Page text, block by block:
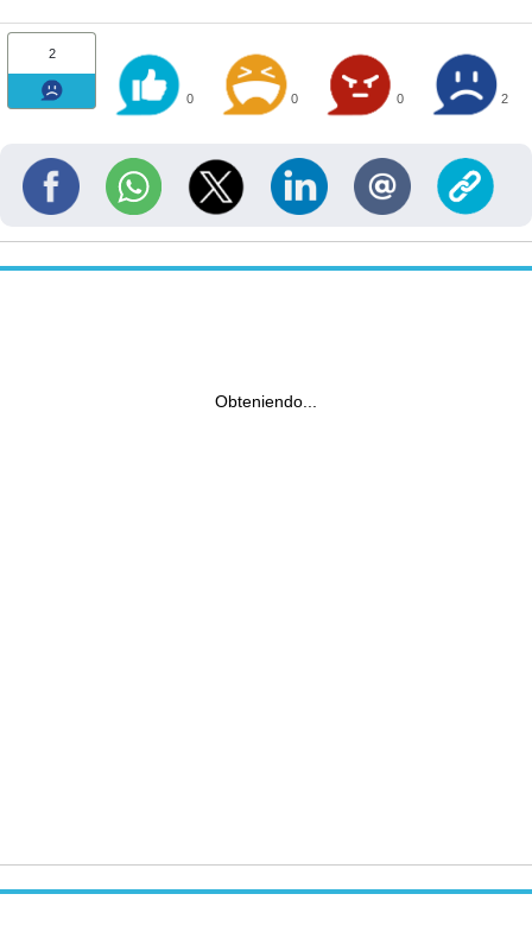
2
0 0 0 2
Obteniendo...